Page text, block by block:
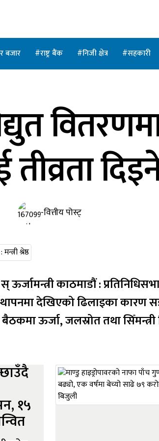
बजार राष्ट्र बैंक निजी क्षेत्र सहकारी
दिइने
-वित्तीय पोस्ट्
विकास समितिको
देखिएको ढिलाइका कारण
छलफल भएको छ । बैठकमा ऊर्जा, जलस्रोत तथा
१५